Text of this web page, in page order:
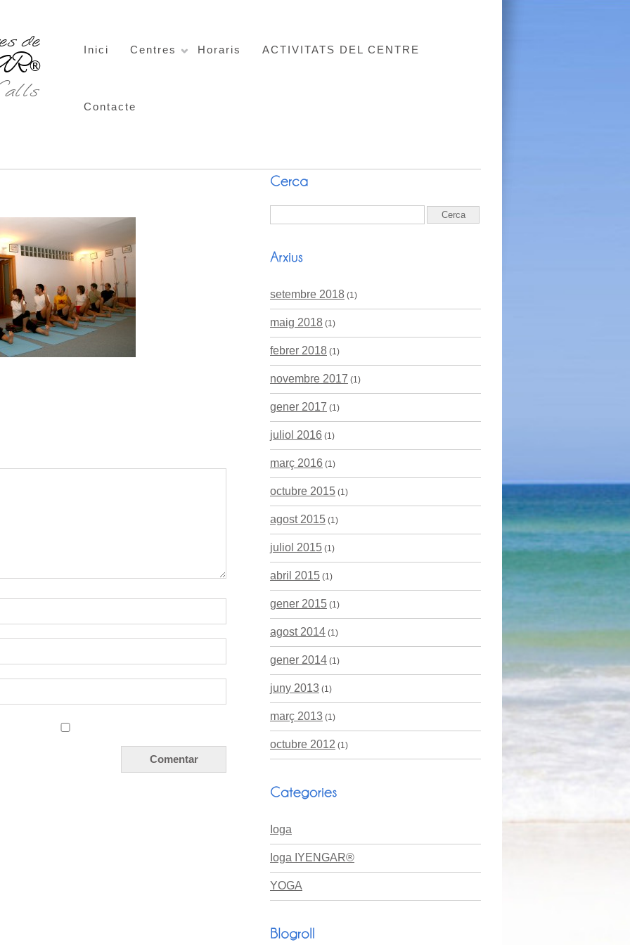
Inici Centres Horaris ACTIVITATS DEL CENTRE
Contacte
setembre 2018 (1)
maig 2018 (1)
febrer 2018 (1)
novembre 2017 (1)
gener 2017 (1)
juliol 2016 (1)
març 2016 (1)
octubre 2015 (1)
agost 2015 (1)
juliol 2015 (1)
abril 2015 (1)
gener 2015 (1)
agost 2014 (1)
gener 2014 (1)
juny 2013 (1)
març 2013 (1)
octubre 2012 (1)
Ioga
Ioga IYENGAR®
YOGA